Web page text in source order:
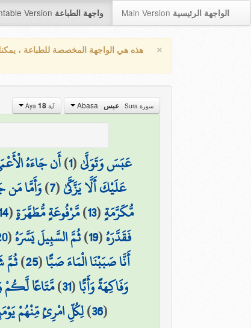
Version واجهة الطباعة Main Version الواجهة الرئيسية
× هذه هي الواجهة المخصصة للطباعة ،
سورة Sura عبس آية Aya 18
عَبَسَ وَتَوَلَّىٰ(
1
)أَن جَاءَهُ
عَلَيْكَ أَلَّا يَزَّكَّىٰ(
7
)وَأَمَّا
مُّكَرَّمَةٍ(
13
)مَّرْفُوعَةٍ مُّطَهَّرَةٍ(
فَقَدَّرَهُ(
19
)ثُمَّ السَّبِيلَ يَسَّرَهُ(
أَنَّا صَبَبْنَا الْمَاءَ صَبًّا(
25
)ثُمَّ
وَفَاكِهَةً وَأَبًّا(
31
)مَّتَاعًا
(
36
)لِكُلِّ امْرِئٍ مِّنْهُمْ